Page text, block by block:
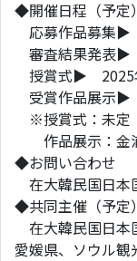
◆開催日程（予定）
応募作品募集▶
審査結果発表▶
授賞式▶ 2025
受賞作品展示▶
※授賞式：未定
作品展示：金
◆お問い合わせ
在大韓民国日
◆共同主催（予定）
在大韓民国日本
愛媛県、ソウル観